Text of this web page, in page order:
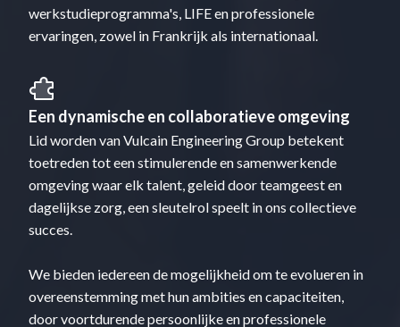
werkstudieprogramma's, LIFE en professionele
ervaringen, zowel in Frankrijk als internationaal.
Een dynamische en collaboratieve omgeving
Lid worden van Vulcain Engineering Group betekent
toetreden tot een stimulerende en samenwerkende
omgeving waar elk talent, geleid door teamgeest en
dagelijkse zorg, een sleutelrol speelt in ons collectieve
succes.
We bieden iedereen de mogelijkheid om te evolueren in
overeenstemming met hun ambities en capaciteiten,
door voortdurende persoonlijke en professionele